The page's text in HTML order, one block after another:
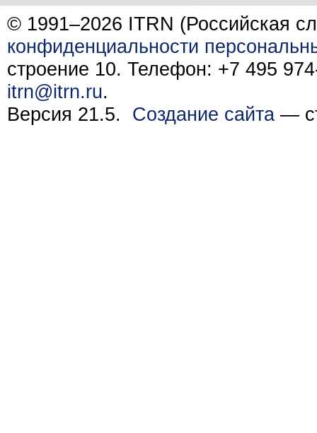
© 1991–2026 ITRN (Российская
конфиденциальности
строение 10. Телефон: +7 495
itrn@itrn.ru.
Версия 21.5. Создание сайта —